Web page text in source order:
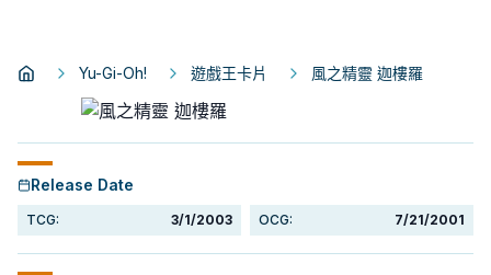
Yu-Gi-Oh! 遊戲王卡片 風之精靈 迦樓羅
Release Date
TCG: 3/1/2003 OCG: 7/21/2001